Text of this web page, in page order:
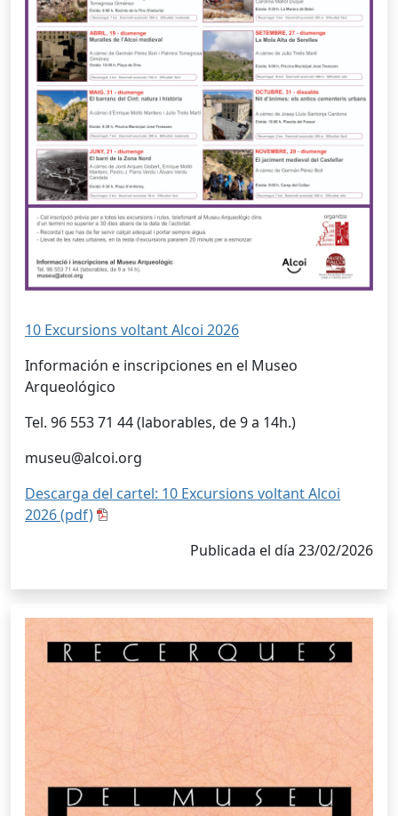
10 Excursions voltant Alcoi 2026
Información e inscripciones en el Museo
Arqueológico
Tel. 96 553 71 44 (laborables, de 9 a 14h.)
museu@alcoi.org
Descarga del cartel: 10 Excursions voltant Alcoi
2026 (pdf)
Publicada el día 23/02/2026